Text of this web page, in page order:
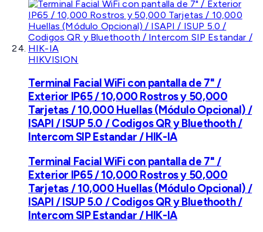
HIKVISION
Terminal Facial WiFi con pantalla de 7" /
Exterior IP65 / 10,000 Rostros y 50,000
Tarjetas / 10,000 Huellas (Módulo Opcional) /
ISAPI / ISUP 5.0 / Codigos QR y Bluethooth /
Intercom SIP Estandar / HIK-IA
Terminal Facial WiFi con pantalla de 7" /
Exterior IP65 / 10,000 Rostros y 50,000
Tarjetas / 10,000 Huellas (Módulo Opcional) /
ISAPI / ISUP 5.0 / Codigos QR y Bluethooth /
Intercom SIP Estandar / HIK-IA